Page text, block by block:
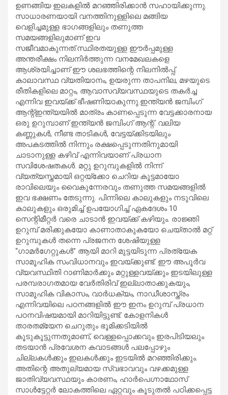
ഉണങ്ങിയ ഇലകളിൽ മറഞ്ഞിരിക്കാൻ സഹായിക്കുന്നു.
സാധാരണയായി വനത്തിനുള്ളിലെ മങ്ങിയ
വെളിച്ചമുള്ള ഭാഗങ്ങളിലും തണുത്ത
സമയങ്ങളിലുമാണ് ഇവ
സജീവമാകുന്നത്.സ്ഥിരതയുള്ള ഈർപ്പമുള്ള
അന്തരീക്ഷം നിലനിർത്തുന്ന വനമേഖലകളെ
ആശ്രയിച്ചാണ് ഈ ശലഭത്തിന്റെ നിലനിൽപ്പ്.
കാലാവസ്ഥ വ്യതിയാനം, ഉയരുന്ന താപനില, മഴയുടെ
രീതികളിലെ മാറ്റം, ആവാസവ്യവസ്ഥയുടെ തകർച്ച
എന്നിവ ഇവയ്ക്ക് ഭീഷണിയാകുന്നു.ഇന്ത്യൻ ജമ്പിംഗ്
ആന്റ്ഇന്ത്യയിൽ മാത്രം കാണപ്പെടുന്ന വേട്ടക്കാരനായ
ഒരു ഉറുമ്പാണ് ഇന്ത്യൻ ജമ്പിംഗ് ആന്റ്. വലിയ
കണ്ണുകൾ, നീണ്ട താടികൾ, വേട്ടയ്ക്കിടയിലും
അപകടത്തിൽ നിന്നും രക്ഷപ്പെടുന്നതിനുമായി
ചാടാനുള്ള കഴിവ് എന്നിവയാണ് പ്രധാന
സവിശേഷതകൾ. മറ്റു ഉറുമ്പുകളിൽ നിന്ന്
വ്യത്യസ്തമായി ഒറ്റയ്ക്കോ ചെറിയ കൂട്ടമായോ
രാവിലെയും വൈകുന്നേരവും തണുത്ത സമയങ്ങളിൽ
ഇവ ഭക്ഷണം തേടുന്നു. പിന്നിലെ കാലുകളും നടുവിലെ
കാലുകളും ഒരുമിച്ച് ഉപയോഗിച്ച് ഏകദേശം 10
സെന്റിമീറ്റർ വരെ ചാടാൻ ഇവയ്ക്ക് കഴിയും. രാജ്ഞി
ഉറുമ്പ് മരിക്കുകയോ കാണാതാകുകയോ ചെയ്താൽ മറ്റ്
ഉറുമ്പുകൾ തന്നെ പ്രജനന ശേഷിയുള്ള
“ഗാമർഗേറ്റുകൾ” ആയി മാറി മുട്ടയിടുന്ന പ്രത്യേക
സാമൂഹിക സംവിധാനവും ഇവയ്ക്കുണ്ട്. ഈ അപൂർവ
വ്യവസ്ഥിതി റാണിമാർക്കും മറ്റുള്ളവയ്ക്കും ഇടയിലുള്ള
പരമ്പരാഗതമായ വേർതിരിവ് ഇല്ലാതാക്കുകയും,
സാമൂഹിക വികാസം, വാർധക്യം, നാഡീശാസ്ത്രം
എന്നിവയിലെ പഠനങ്ങളിൽ ഈ ഇനം ഉറുമ്പ് പ്രധാന
പഠനവിഷയമായി മാറിയിട്ടുണ്ട്. കോളനികൾ
താരതമ്യേന ചെറുതും ഭൂമിക്കടിയിൽ
കൂടുകൂട്ടുന്നതുമാണ്, വെള്ളപ്പൊക്കവും ഇരപിടിയലും
തടയാൻ പ്രവേശന കവാടങ്ങൾ പലപ്പോഴും
ചില്ലകൾക്കും ഇലകൾക്കും ഇടയിൽ മറഞ്ഞിരിക്കും.
അതിന്റെ അതുല്യമായ സ്വഭാവവും വഴക്കമുള്ള
ജാതിവ്യവസ്ഥയും കാരണം, ഹാർപെഗ്നാഥോസ്
സാൾട്ടേറ്റർ ലോകത്തിലെ ഏറ്റവും കൂടുതൽ പഠിക്കപ്പെട്ട